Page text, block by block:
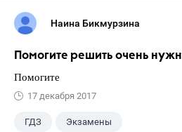
Наина Бикмурзина
Помогите решить очень
Помогите
17 декабря 2017
ГДЗ Экзамены